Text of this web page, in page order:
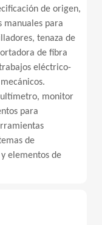
de origen,
manuales para
tenaza de
de fibra
eléctrico-
monitor
para
de
elementos de